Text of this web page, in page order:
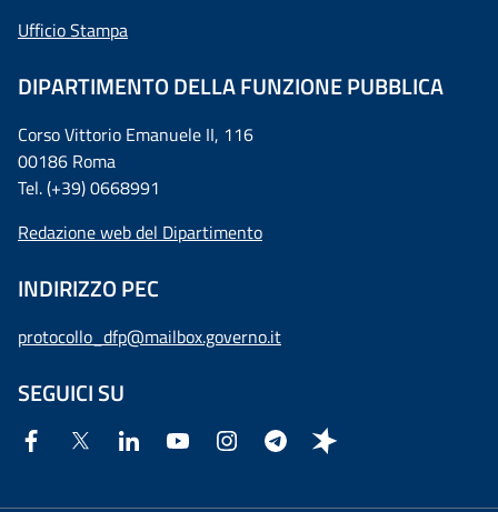
Ufficio Stampa
DIPARTIMENTO DELLA FUNZIONE PUBBLICA
Corso Vittorio Emanuele II, 116
00186 Roma
Tel. (+39) 0668991
Redazione web del Dipartimento
INDIRIZZO PEC
protocollo_dfp@mailbox.governo.it
SEGUICI SU